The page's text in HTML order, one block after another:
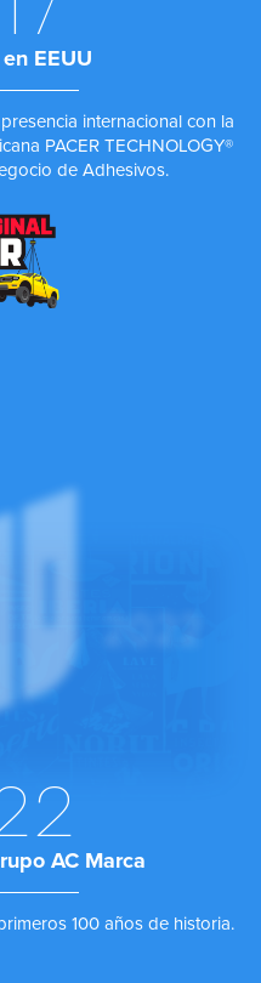
EEUU
internacional con la
PACER TECHNOLOGY®
de Adhesivos.
AC Marca
100 años de historia.